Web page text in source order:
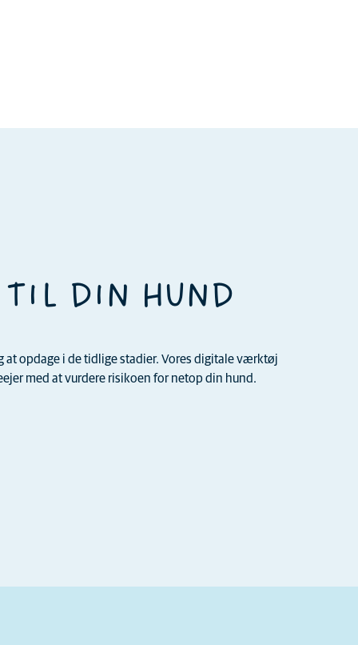
DIN HUND
at opdage i de tidlige stadier. Vores digitale værktøj
med at vurdere risikoen for netop din hund.